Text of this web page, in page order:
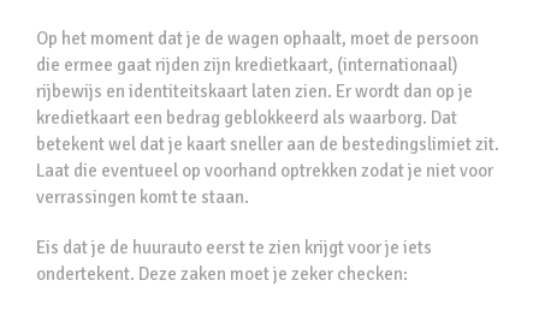
Op het moment dat je de wagen ophaalt, moet de persoon
die ermee gaat rijden zijn kredietkaart, (internationaal)
rijbewijs en identiteitskaart laten zien. Er wordt dan op je
kredietkaart een bedrag geblokkeerd als waarborg. Dat
betekent wel dat je kaart sneller aan de bestedingslimiet zit.
Laat die eventueel op voorhand optrekken zodat je niet voor
verrassingen komt te staan.
Eis dat je de huurauto eerst te zien krijgt voor je iets
ondertekent. Deze zaken moet je zeker checken: